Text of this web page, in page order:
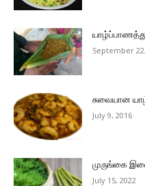
யாழ்ப்பாணத்து
September
சுவையான
July 9, 2016
முருங்கை
July 15, 2022